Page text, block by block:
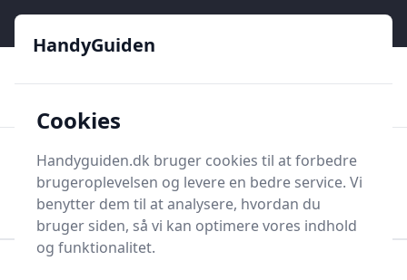
HandyGuiden
Søg nu
Søg nu
HandyGuiden
Cookies
Handyguiden.dk bruger cookies til at forbedre
brugeroplevelsen og levere en bedre service. Vi
benytter dem til at analysere, hvordan du
bruger siden, så vi kan optimere vores indhold
og funktionalitet.